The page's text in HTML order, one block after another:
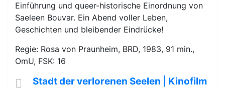
Einführung und queer-historische Einordnung von
Saeleen Bouvar. Ein Abend voller Leben,
Geschichten und bleibender Eindrücke!
Regie: Rosa von Praunheim, BRD, 1983, 91 min.,
OmU, FSK: 16
Stadt der verlorenen Seelen | Kinofilm